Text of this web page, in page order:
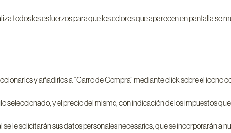
todos los esfuerzos para que los colores que aparecen en pantalla se
y añadirlos a “Carro de Compra” mediante click sobre el icono
seleccionado, y el precio del mismo, con indicación de los impuestos
le solicitarán sus datos personales necesarios, que se incorporarán a